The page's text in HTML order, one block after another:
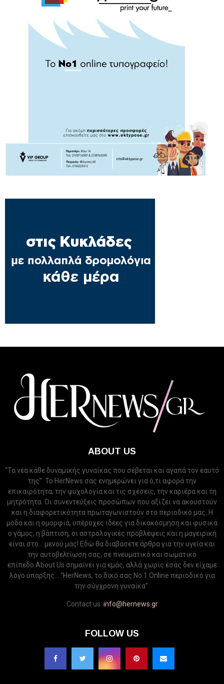
ABOUT US
“Τα νέα κάθε δυναμικής γυναίκας που σέβεται και αγαπά τον εαυτό
της”. Το HerNews σας ενημερώνει για ό,τι αφορά την
επικαιρότητα, την ψυχολογία και τις σχέσεις, την καριέρα και τη
μητρότητα. Οι συνεντεύξεις προσώπων που αξίζει να ακουστούν
και η διαφορετικότητα πρωταγωνιστούν στο περιοδικό μας. Η
μόδα και η ομορφιά, υπέροχες ιδέες για δικακόσμηση και φυσικά
ο γάμος, η βάπτιση, οι αστρολογικές προβλέψεις και η μαγειρική
είναι στο... μενού μας! Εδώ θα διαβάσετε άρθρα για την υγεία και
την αυτοβελτίωση σας, σε πνευματικό και σωματικό
επίπεδο.About Us σημαίνει για εμάς, αλλά χωρίς εσάς δεν είχαμε
λόγο ύπαρξης... “HerNews, το δικό σας Νo.1 Online περιοδικό για
την σύγχρονη γυναίκα”.
Contact us: info@hernews.gr
FOLLOW US